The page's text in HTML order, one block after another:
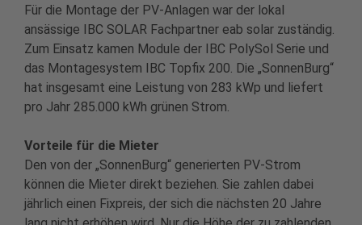
Für die Montage der PV-Anlagen war der lokal
ansässige IBC SOLAR Fachpartner eab solar zuständig.
Zum Einsatz kamen Module der IBC PolySol Serie und
das Montagesystem IBC Topfix 200. Die „SonnenBurg“
hat insgesamt eine Leistung von 283 kWp und liefert
pro Jahr 285.000 kWh grünen Strom.
Vorteile für die Mieter
Den von der „SonnenBurg“ generierten PV-Strom
können die Mieter direkt beziehen. Sie zahlen dabei
jährlich einen Fixpreis, der sich die nächsten 20 Jahre